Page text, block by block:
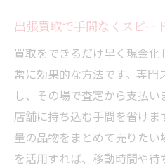
出張買取で手間なくスピー
買取をできるだけ早く現金
常に効果的な方法です。専門
し、その場で査定から支払い
店舗に持ち込む手間を省け
量の品物をまとめて売りた
を活用すれば、移動時間や待